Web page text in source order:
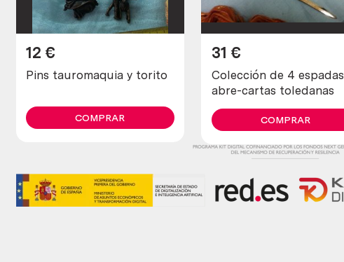
Pins tauromaquia y torito
12 €
COMPRAR
Colección de 4 espadas
abre-cartas toledanas
31 €
COMPRAR